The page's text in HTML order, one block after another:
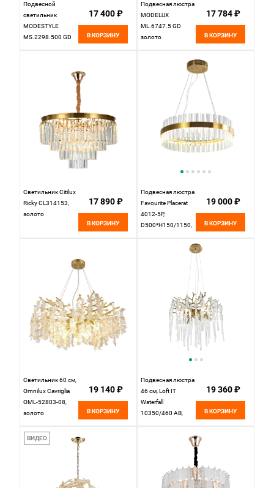
Подвесной
светильник
MODESTYLE
MS.2298.500 GD
17 400 ₽
В КОРЗИНУ
Подвесная люстра
MODELUX
ML.6747.5 GD
золото
17 784 ₽
В КОРЗИНУ
Светильник Citilux
Ricky CL314153,
золото
17 890 ₽
В КОРЗИНУ
Подвесная люстра
Favourite Placerat
4012-5P,
D500*H150/1150,
необычной формы
19 000 ₽
В КОРЗИНУ
Светильник 60 см,
Omnilux Cavriglia
OML-52803-08,
золото
19 140 ₽
В КОРЗИНУ
Подвесная люстра
46 см, Loft IT
Waterfall
10350/460 AB,
19 360 ₽
В КОРЗИНУ
ВИДЕО